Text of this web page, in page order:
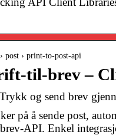
post › print-to-post-api
til-brev –
og send brev
på å sende post,
API. Enkel